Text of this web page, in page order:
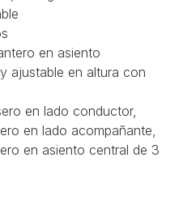
en asiento
ajustable en altura con
en lado conductor,
en lado acompañante,
en asiento central de 3